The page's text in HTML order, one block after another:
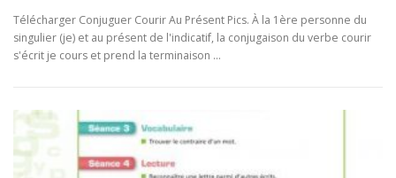
Télécharger Conjuguer Courir Au Présent Pics. À la 1ère personne du
singulier (je) et au présent de l'indicatif, la conjugaison du verbe courir
s'écrit je cours et prend la terminaison …